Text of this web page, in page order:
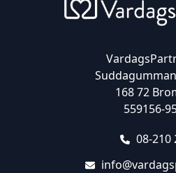
168 72
559156-
08-210